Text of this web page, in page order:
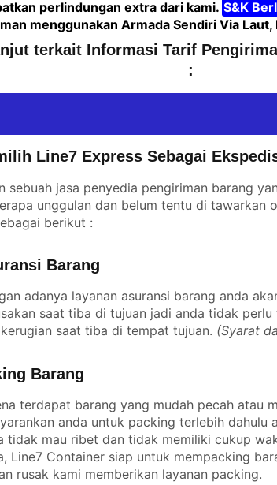
perlindungan extra dari kami. S&K
menggunakan Armada Sendiri Via Laut,
terkait Informasi Tarif
:
Line7 Express Sebagai
sebuah jasa penyedia pengiriman barang
unggulan dan belum tentu di tawarkan
berikut :
Barang
adanya layanan asuransi barang anda
saat tiba di tujuan jadi anda tidak
saat tiba di tempat tujuan. (Syarat
Barang
terdapat barang yang mudah pecah atau
anda untuk packing terlebih dahulu
tidak mau ribet dan tidak memiliki cukup
Line7 Container siap untuk mempacking
rusak kami memberikan layanan packing.